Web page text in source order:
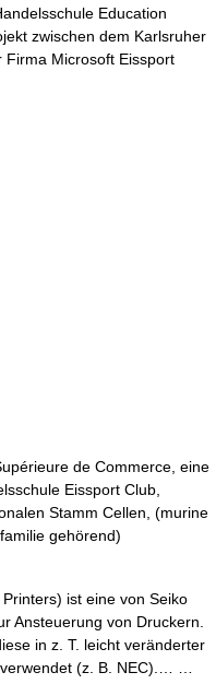
Education
zwischen dem Karlsruher
Firma Microsoft Eissport
de Commerce, eine
Eissport Club,
Stamm Cellen, (murine
gehörend)
ist eine von Seiko
Ansteuerung von Druckern.
in z. T. leicht veränderter
(z. B. NEC).… …